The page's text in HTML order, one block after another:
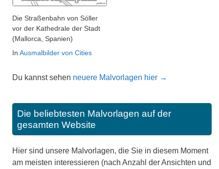
Die Straßenbahn von Sóller
vor der Kathedrale der Stadt
(Mallorca, Spanien)
In Ausmalbilder von Cities
Du kannst sehen neuere Malvorlagen hier →
Die beliebtesten Malvorlagen auf der
gesamten Website
Hier sind unsere Malvorlagen, die Sie in diesem Moment
am meisten interessieren (nach Anzahl der Ansichten und